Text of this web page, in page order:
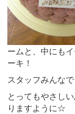
ームと、中にも
ーキ！
スタッフみんな
とってもやさし
りますように☆